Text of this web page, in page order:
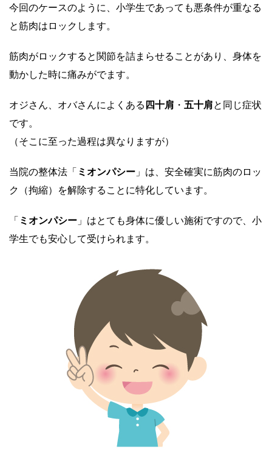
今回のケースのように、小学生であっても悪条件が重なる
と筋肉はロックします。
筋肉がロックすると関節を詰まらせることがあり、身体を
動かした時に痛みがでます。
オジさん、オバさんによくある 四十肩 ・ 五十肩と同じ症状
です。
（そこに至った過程は異なりますが）
当院の整体法「 ミオンパシー 」は、安全確実に筋肉のロッ
ク（拘縮）を解除することに特化しています。
「 ミオンパシー 」はとても身体に優しい施術ですので、小
学生でも安心して受けられます。